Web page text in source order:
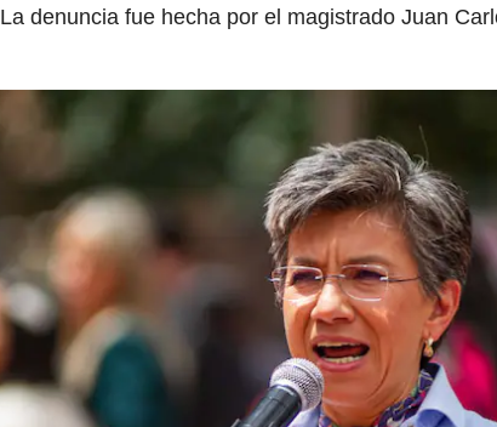
La denuncia fue hecha por el magistrado Juan